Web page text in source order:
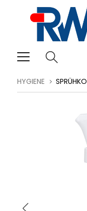
HYGIENE